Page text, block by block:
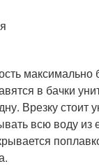
максимально
в бачки
Врезку стоит
всю воду из